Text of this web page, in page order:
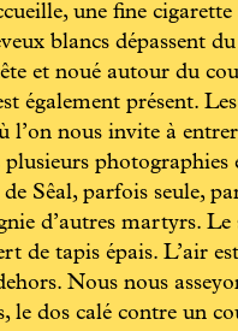
une fine cigarette
blancs dépassent
et noué autour du
également présent.
l’on nous invite à
photographies
Sêal, parfois seule,
d’autres martyrs. Le
de tapis épais. L’air
Nous nous
le dos calé contre un